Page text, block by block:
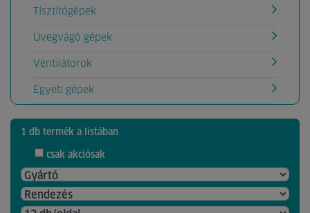
Tísztítógépek
Üvegvágó gépek
Ventilátorok
Egyéb gépek
1 db termék a listában
csak akciósak